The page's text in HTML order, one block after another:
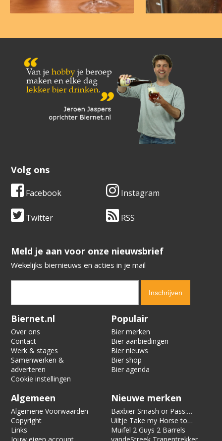
Volg ons
Facebook Instagram
Twitter RSS
​​​​​​​Meld je aan voor onze nieuwsbrief
Wekelijks biernieuws en acties in je mail
Verification code:
Biernet.nl
Over ons
Contact
Werk & stages
Samenwerken &
adverteren
Cookie instellingen
Populair
Bier merken
Bier aanbiedingen
Bier nieuws
Bier shop
Bier agenda
Algemeen
Algemene Voorwaarden
Copyright
Links
Jouw eigen account
Nieuwe merken
Baxbier Smash or Pass:
Strata
Uiltje Take my Horse to
the Hotel Room
Muifel 2 Guys 2 Barrels
vandeStreek Tranentrekker